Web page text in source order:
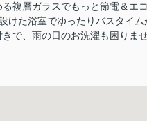
複層ガラスでもっと節電＆エコ
けた浴室でゆったりバスタイム
で、雨の日のお洗濯も困りませ